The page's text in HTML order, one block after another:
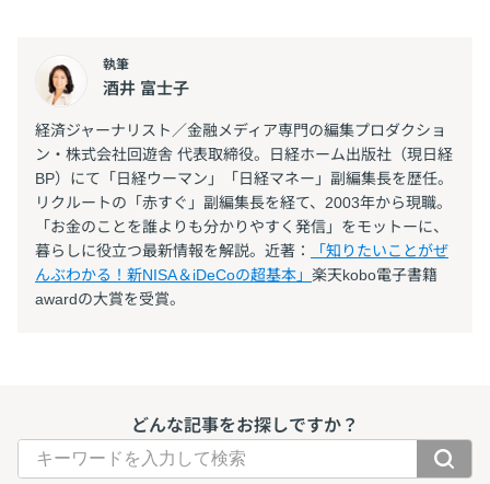
執筆
酒井 富士子
経済ジャーナリスト／金融メディア専門の編集プロダクショ
ン・株式会社回遊舎 代表取締役。日経ホーム出版社（現日経
BP）にて「日経ウーマン」「日経マネー」副編集長を歴任。
リクルートの「赤すぐ」副編集長を経て、2003年から現職。
「お金のことを誰よりも分かりやすく発信」をモットーに、
暮らしに役立つ最新情報を解説。近著：
「知りたいことがぜ
んぶわかる！新NISA＆iDeCoの超基本」 楽天kobo電子書籍
awardの大賞を受賞。
どんな記事をお探しですか？